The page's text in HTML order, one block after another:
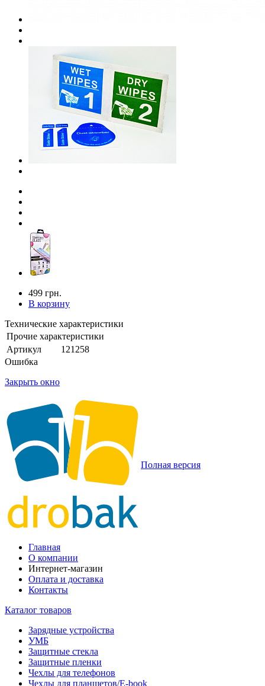
499 грн.
В корзину
Технические характеристики
Прочие характеристики
Артикул
121258
Ошибка
Закрыть окно
Полная версия
Главная
О компании
Интернет-магазин
Оплата и доставка
Контакты
Каталог товаров
Зарядные устройства
УМБ
Защитные стекла
Защитные пленки
Чехлы для телефонов
Чехлы для планшетов/E-book